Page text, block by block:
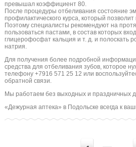
превышал коэффициент 80.
После процедуры отбеливания состояние
профилактического курса, который
Поэтому специалисты рекомендуют на
пользоваться пастами, в состав которых
глицерофосфат кальция и т. д. и полоскать
натрия.
Для получения более подробной
средства для отбеливания зубов, которое
телефону +7916 571 25 12 или
обратной связи.
Мы работаем без выходных и праздничных
«Дежурная аптека» в Подольске всегда к